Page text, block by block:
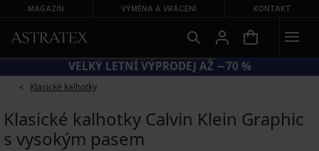
MAGAZÍN VÝMĚNA A VRÁCENÍ KONTAKT
VELKÝ LETNÍ VÝPRODEJ AŽ −70 %
Klasické kalhotky
Klasické kalhotky Calvin Klein Graphic
s vysokým pasem